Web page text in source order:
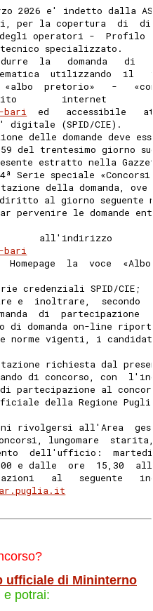
2026 e' indetto dalla
per la copertura  di
degli operatori -  Profilo
specializzato.
la   domanda   di
utilizzando  il
pretorio»   -
internet
bari
ed   accessibile
digitale (SPID/CIE).
delle domande deve
del trentesimo giorno
estratto nella
Serie speciale
della domanda, ove
al giorno seguente
pervenire le domande
all'indirizzo
bari
Homepage  la  voce
credenziali SPID/CIE;
e  inoltrare,  secondo
di  partecipazione
di domanda on-line
norme vigenti, i
richiesta dal
di concorso, con
partecipazione al
della Regione
rivolgersi all'Area
lungomare
dell'ufficio:
e dalle  ore  15,30
al   seguente
ufficiale di Mininterno
e potrai: